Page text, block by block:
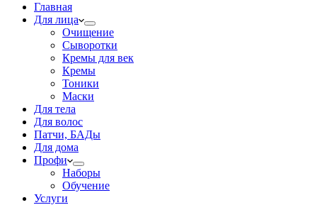
Главная
Для лица
Очищение
Сыворотки
Кремы для век
Кремы
Тоники
Маски
Для тела
Для волос
Патчи, БАДы
Для дома
Профи
Наборы
Обучение
Услуги